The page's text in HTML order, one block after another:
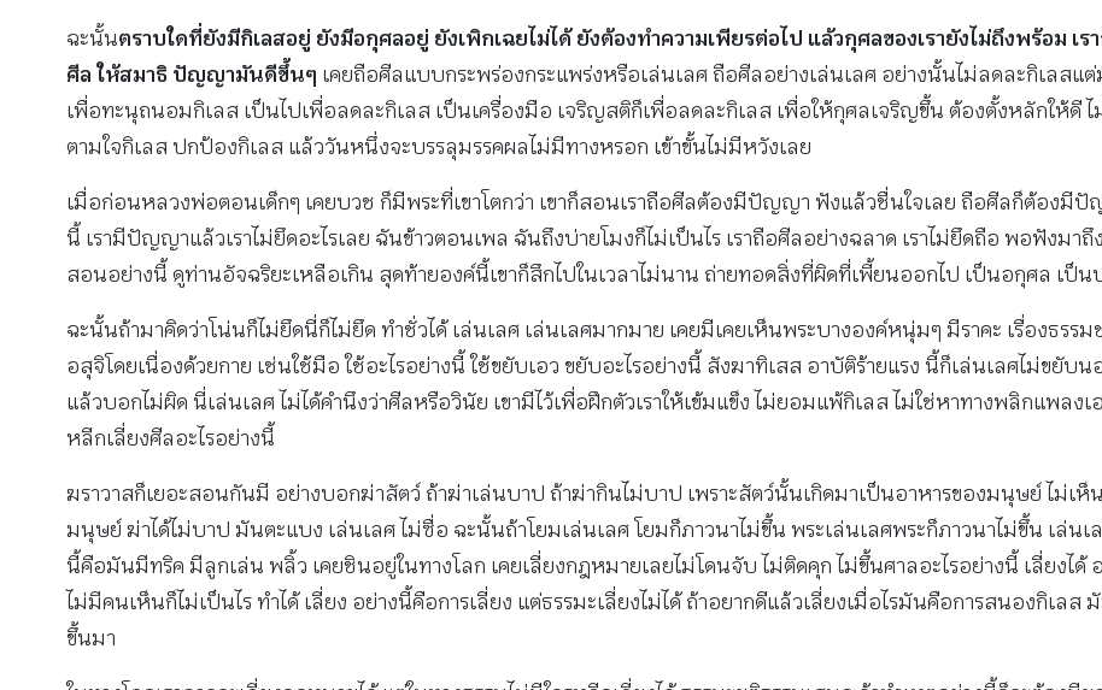
ฉะนั้นตราบใดที่ยังมีกิเลสอยู่ ยังมีอกุศลอยู่ ยังเพิกเฉยไม่ได้ ยังต้องทำความเพียรต่อไป แล้วกุศลของเรายังไม่ถึงพร้อม
ศีล ให้สมาธิ ปัญญามันดีขึ้นๆ เคยถือศีลแบบกระพร่องกระแพร่งหรือเล่นเลศ ถือศีลอย่างเล่นเลศ อย่างนั้นไม่ลดละกิเลสแ
เพื่อทะนุถนอมกิเลส เป็นไปเพื่อลดละกิเลส เป็นเครื่องมือ เจริญสติก็เพื่อลดละกิเลส เพื่อให้กุศลเจริญขึ้น ต้องตั้งหลักให้ดี
ตามใจกิเลส ปกป้องกิเลส แล้ววันหนึ่งจะบรรลุมรรคผลไม่มีทางหรอก เข้าขั้นไม่มีหวังเลย
เมื่อก่อนหลวงพ่อตอนเด็กๆ เคยบวช ก็มีพระที่เขาโตกว่า เขาก็สอนเราถือศีลต้องมีปัญญา ฟังแล้วชื่นใจเลย ถือศีลก็ต้องมี
นี้ เรามีปัญญาแล้วเราไม่ยึดอะไรเลย ฉันข้าวตอนเพล ฉันถึงบ่ายโมงก็ไม่เป็นไร เราถือศีลอย่างฉลาด เราไม่ยึดถือ พอฟังมา
สอนอย่างนี้ ดูท่านอัจฉริยะเหลือเกิน สุดท้ายองค์นี้เขาก็สึกไปในเวลาไม่นาน ถ่ายทอดสิ่งที่ผิดที่เพี้ยนออกไป เป็นอกุศล เป็น
ฉะนั้นถ้ามาคิดว่าโน่นก็ไม่ยึดนี่ก็ไม่ยึด ทำชั่วได้ เล่นเลศ เล่นเลศมากมาย เคยมีเคยเห็นพระบางองค์หนุ่มๆ มีราคะ เรื่องธรร
อสุจิโดยเนื่องด้วยกาย เช่นใช้มือ ใช้อะไรอย่างนี้ ใช้ขยับเอว ขยับอะไรอย่างนี้ สังฆาทิเสส อาบัติร้ายแรง นี้ก็เล่นเลศไม่ข
แล้วบอกไม่ผิด นี่เล่นเลศ ไม่ได้คำนึงว่าศีลหรือวินัย เขามีไว้เพื่อฝึกตัวเราให้เข้มแข็ง ไม่ยอมแพ้กิเลส ไม่ใช่หาทางพลิกแพลง
หลีกเลี่ยงศีลอะไรอย่างนี้
ฆราวาสก็เยอะสอนกันมี อย่างบอกฆ่าสัตว์ ถ้าฆ่าเล่นบาป ถ้าฆ่ากินไม่บาป เพราะสัตว์นั้นเกิดมาเป็นอาหารของมนุษย์ ไม่เห็
มนุษย์ ฆ่าได้ไม่บาป มันตะแบง เล่นเลศ ไม่ซื่อ ฉะนั้นถ้าโยมเล่นเลศ โยมก็ภาวนาไม่ขึ้น พระเล่นเลศพระก็ภาวนาไม่ขึ้น เล่นเ
นี้คือมันมีทริค มีลูกเล่น พลิ้ว เคยชินอยู่ในทางโลก เคยเลี่ยงกฎหมายเลยไม่โดนจับ ไม่ติดคุก ไม่ขึ้นศาลอะไรอย่างนี้ เลี่ยงได้
ไม่มีคนเห็นก็ไม่เป็นไร ทำได้ เลี่ยง อย่างนี้คือการเลี่ยง แต่ธรรมะเลี่ยงไม่ได้ ถ้าอยากดีแล้วเลี่ยงเมื่อไรมันคือการสนองกิเ
ขึ้นมา